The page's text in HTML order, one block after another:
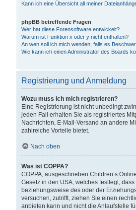
Kann ich eine Übersicht all meiner
phpBB betreffende Fragen
Wer hat diese Forensoftware entwickelt?
Warum ist Funktion x oder y nicht enthalten?
An wen soll ich mich wenden, falls es
Wie kann ich einen Administrator des Boards
Registrierung und Anmeldung
Wozu muss ich mich registrieren?
Eine Registrierung ist nicht unbedingt
jeden Fall erhalten Sie als registriertes
Nachrichten, E-Mail-Versand an andere
zahlreiche Vorteile bietet.
Nach oben
Was ist COPPA?
COPPA, ausgeschrieben Children’s
Gesetz in den USA, welches festlegt,
beziehungsweise des oder der
versuchen, zutrifft, ziehen Sie einen
anbieten kann und nicht die Anlaufstelle